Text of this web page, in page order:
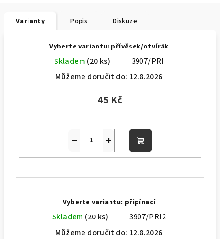
Varianty Popis Diskuze
Vyberte variantu: přívěsek/otvírák
Skladem (20 ks)
3907/PRI
Můžeme doručit do: 12.8.2026
45 Kč
+
− Do
košíku
Vyberte variantu: připínací
Skladem (20 ks)
3907/PRI2
Můžeme doručit do: 12.8.2026